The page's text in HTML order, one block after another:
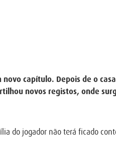
capítulo. Depois de o
novos registos, onde
do jogador não terá ficado